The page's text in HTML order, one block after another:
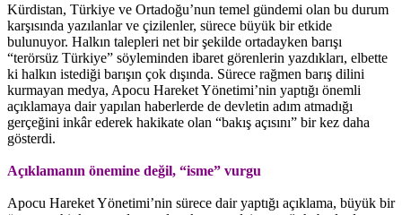
Kürdistan, Türkiye ve Ortadoğu’nun temel gündemi olan bu durum
karşısında yazılanlar ve çizilenler, sürece büyük bir etkide
bulunuyor. Halkın talepleri net bir şekilde ortadayken barışı
“terörsüz Türkiye” söyleminden ibaret görenlerin yazdıkları, elbette
ki halkın istediği barışın çok dışında. Sürece rağmen barış dilini
kurmayan medya, Apocu Hareket Yönetimi’nin yaptığı önemli
açıklamaya dair yapılan haberlerde de devletin adım atmadığı
gerçeğini inkâr ederek hakikate olan “bakış açısını” bir kez daha
gösterdi.
Açıklamanın önemine değil, “isme” vurgu
Apocu Hareket Yönetimi’nin sürece dair yaptığı açıklama, büyük bir